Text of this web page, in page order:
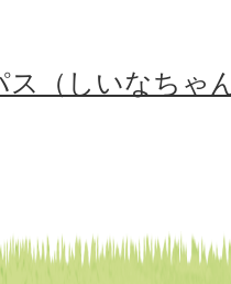
ス（しいなちゃ